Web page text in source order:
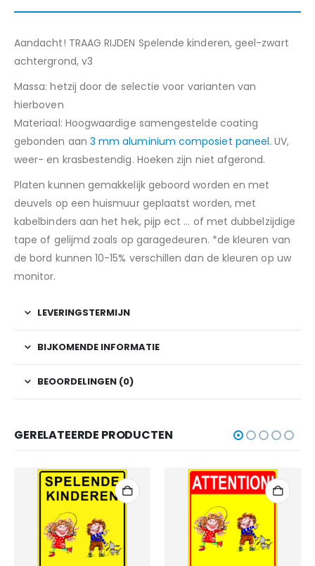
Aandacht! TRAAG RIJDEN Spelende kinderen, geel-zwart
achtergrond, v3
Massa: hetzij door de selectie voor varianten van
hierboven
Materiaal: Hoogwaardige samengestelde coating
gebonden aan 3 mm aluminium composiet paneel. UV,
weer- en krasbestendig. Hoeken zijn niet afgerond.
Platen kunnen gemakkelijk geboord worden en met
deuvels op een huismuur geplaatst worden, met
kabelbinders aan het hek, pijp ect … of met dubbelzijdige
tape of gelijmd zoals op garagedeuren. *de kleuren van
de bord kunnen 10-15% verschillen dan de kleuren op uw
monitor.
LEVERINGSTERMIJN
BIJKOMENDE INFORMATIE
BEOORDELINGEN (0)
GERELATEERDE PRODUCTEN